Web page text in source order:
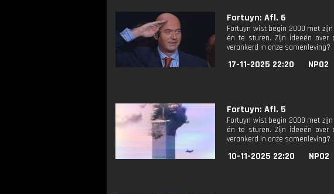
Fortuyn: Afl. 6
Fortuyn wist begin 2000 met
én te sturen. Zijn ideeën over
verankerd in onze samenleving?
17-11-2025 22:20 NPO2
Fortuyn: Afl. 5
Fortuyn wist begin 2000 met
én te sturen. Zijn ideeën over
verankerd in onze samenleving?
10-11-2025 22:20 NPO2